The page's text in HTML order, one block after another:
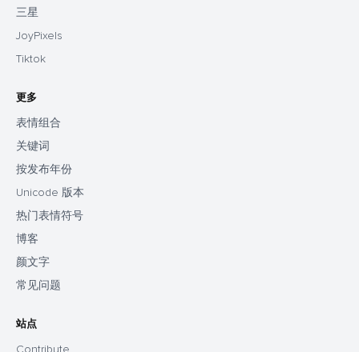
三星
JoyPixels
Tiktok
更多
表情组合
关键词
按发布年份
Unicode 版本
热门表情符号
博客
颜文字
常见问题
站点
Contribute